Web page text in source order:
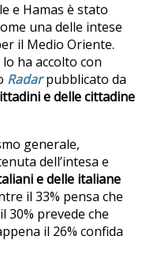
e Hamas è stato
una delle intese
il Medio Oriente.
ha accolto con
Radarpubblicato da
e delle cittadine
generale,
dell’intesa e
e delle italiane
il 33% pensa che
30% prevede che
il 26% confida